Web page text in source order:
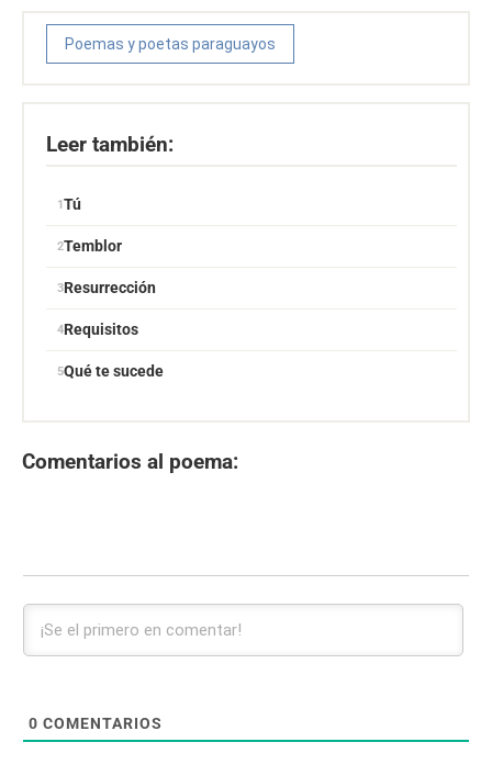
Poemas y poetas paraguayos
Leer también:
Tú
Temblor
Resurrección
Requisitos
Qué te sucede
Comentarios al poema:
0 COMENTARIOS